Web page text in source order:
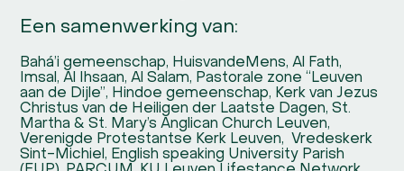
Een samenwerking van:
Bahá’i gemeenschap, HuisvandeMens, Al Fath,
Imsal, Al Ihsaan, Al Salam, Pastorale zone “Leuven
aan de Dijle”, Hindoe gemeenschap, Kerk van Jezus
Christus van de Heiligen der Laatste Dagen, St.
Martha & St. Mary’s Anglican Church Leuven,
Verenigde Protestantse Kerk Leuven, Vredeskerk
Sint-Michiel, English speaking University Parish